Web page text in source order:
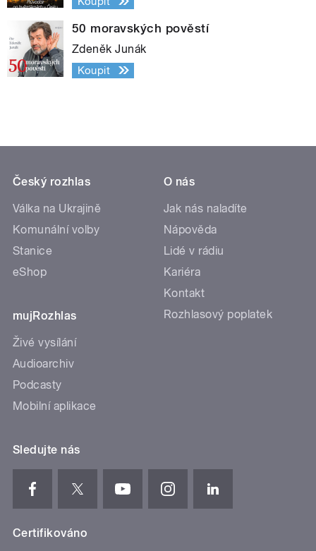
50 moravských pověstí
Zdeněk Junák
Koupit
Český rozhlas
Válka na Ukrajině
Komunální volby
Stanice
eShop
mujRozhlas
Živé vysílání
Audioarchiv
Podcasty
Mobilní aplikace
O nás
Jak nás naladíte
Nápověda
Lidé v rádiu
Kariéra
Kontakt
Rozhlasový poplatek
Sledujte nás
Certifikováno